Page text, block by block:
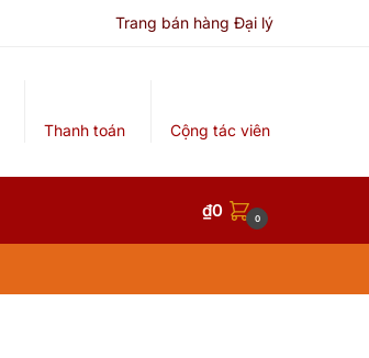
Trang bán hàng Đại lý
Thanh toán Cộng tác viên
₫0 0